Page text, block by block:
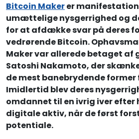
Bitcoin Makerer
umættelige nysgerrighed og
for at afdække svar på deres
vedrørende Bitcoin.
Maker var allerede betaget af
Satoshi Nakamoto, der
de mest banebrydende
Imidlertid blev deres
omdannet til en ivrig iver efter
digitale aktiv, når de først
potentiale.